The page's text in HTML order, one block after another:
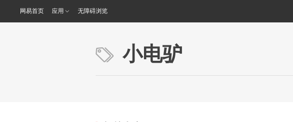
网易首页 应用 无障碍浏览
小电驴